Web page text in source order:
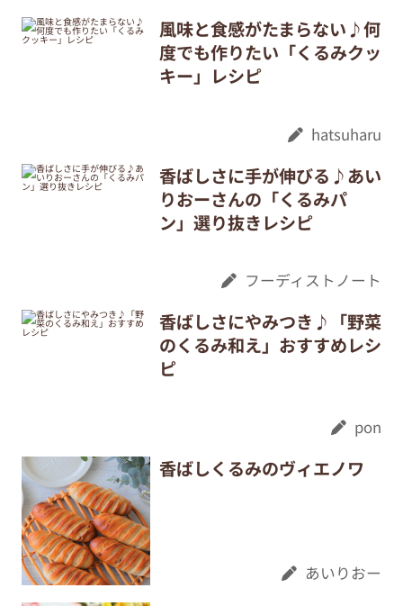
風味と食感がたまらない♪何
度でも作りたい「くるみクッ
キー」レシピ
hatsuharu
香ばしさに手が伸びる♪あい
りおーさんの「くるみパ
ン」選り抜きレシピ
フーディストノート
香ばしさにやみつき♪「野菜
のくるみ和え」おすすめレシ
ピ
pon
香ばしくるみのヴィエノワ
あいりおー